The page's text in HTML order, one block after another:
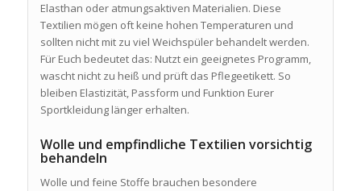
Elasthan oder atmungsaktiven Materialien. Diese
Textilien mögen oft keine hohen Temperaturen und
sollten nicht mit zu viel Weichspüler behandelt werden.
Für Euch bedeutet das: Nutzt ein geeignetes Programm,
wascht nicht zu heiß und prüft das Pflegeetikett. So
bleiben Elastizität, Passform und Funktion Eurer
Sportkleidung länger erhalten.
Wolle und empfindliche Textilien vorsichtig
behandeln
Wolle und feine Stoffe brauchen besondere